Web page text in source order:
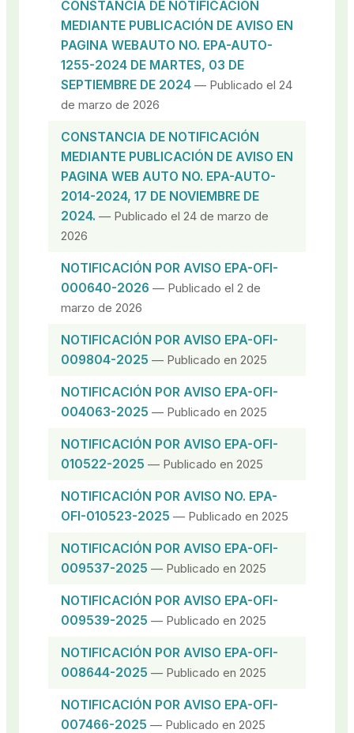
CONSTANCIA DE NOTIFICACIÓN
MEDIANTE PUBLICACIÓN DE AVISO EN
PAGINA WEBAUTO NO. EPA-AUTO-
1255-2024 DE MARTES, 03 DE
SEPTIEMBRE DE 2024 — Publicado el 24
de marzo de 2026
CONSTANCIA DE NOTIFICACIÓN
MEDIANTE PUBLICACIÓN DE AVISO EN
PAGINA WEB AUTO NO. EPA-AUTO-
2014-2024, 17 DE NOVIEMBRE DE
2024. — Publicado el 24 de marzo de
2026
NOTIFICACIÓN POR AVISO EPA-OFI-
000640-2026 — Publicado el 2 de
marzo de 2026
NOTIFICACIÓN POR AVISO EPA-OFI-
009804-2025 — Publicado en 2025
NOTIFICACIÓN POR AVISO EPA-OFI-
004063-2025 — Publicado en 2025
NOTIFICACIÓN POR AVISO EPA-OFI-
010522-2025 — Publicado en 2025
NOTIFICACIÓN POR AVISO NO. EPA-
OFI-010523-2025 — Publicado en 2025
NOTIFICACIÓN POR AVISO EPA-OFI-
009537-2025 — Publicado en 2025
NOTIFICACIÓN POR AVISO EPA-OFI-
009539-2025 — Publicado en 2025
NOTIFICACIÓN POR AVISO EPA-OFI-
008644-2025 — Publicado en 2025
NOTIFICACIÓN POR AVISO EPA-OFI-
007466-2025 — Publicado en 2025